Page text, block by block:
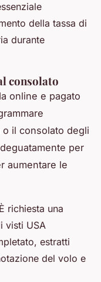
della tassa di
durante
consolato
online e pagato
il consolato degli
per
aumentare le
richiesta una
visti USA
estratti
del volo e